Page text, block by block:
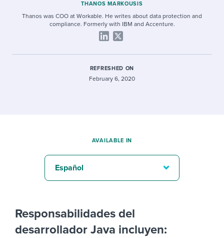
THANOS MARKOUSIS
Thanos was COO at Workable. He writes about data protection and
compliance. Formerly with IBM and Accenture.
REFRESHED ON
February 6, 2020
Responsabilidades del
desarrollador Java incluyen:
AVAILABLE IN
Español